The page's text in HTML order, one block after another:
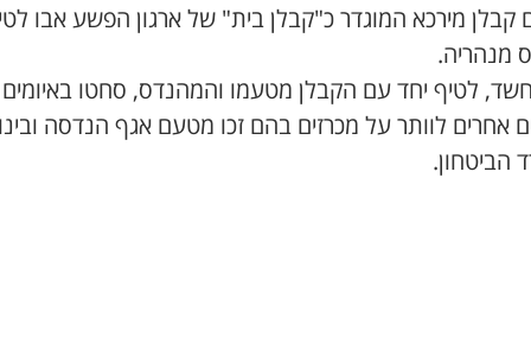
קבלן מירכא המוגדר כ"קבלן בית" של ארגון הפשע אבו
מנהריה.
לטיף יחד עם הקבלן מטעמו והמהנדס, סחטו באיומים
אחרים לוותר על מכרזים בהם זכו מטעם אגף הנדסה
הביטחון.